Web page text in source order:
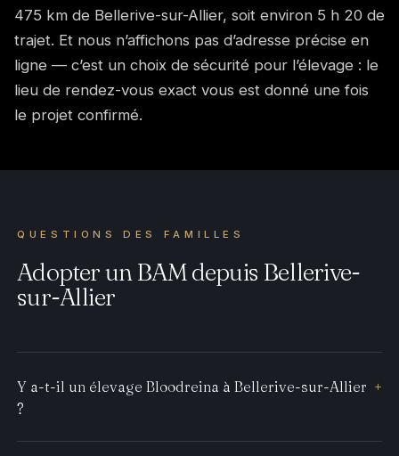
475 km de Bellerive-sur-Allier, soit environ 5 h 20 de
trajet. Et nous n’affichons pas d’adresse précise en
ligne — c’est un choix de sécurité pour l’élevage : le
lieu de rendez-vous exact vous est donné une fois
le projet confirmé.
QUESTIONS DES FAMILLES
Adopter un BAM depuis Bellerive-
sur-Allier
Y a-t-il un élevage Bloodreina à Bellerive-sur-Allier
?
+